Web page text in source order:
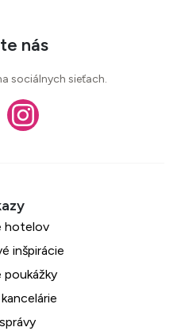
nás
sociálnych sieťach.
hotelov
inšpirácie
poukážky